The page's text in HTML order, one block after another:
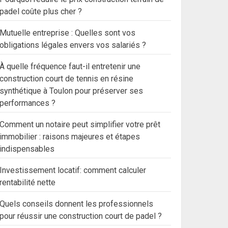
padel coûte plus cher ?
Mutuelle entreprise : Quelles sont vos
obligations légales envers vos salariés ?
À quelle fréquence faut-il entretenir une
construction court de tennis en résine
synthétique à Toulon pour préserver ses
performances ?
Comment un notaire peut simplifier votre prêt
immobilier : raisons majeures et étapes
indispensables
Investissement locatif: comment calculer
rentabilité nette
Quels conseils donnent les professionnels
pour réussir une construction court de padel ?